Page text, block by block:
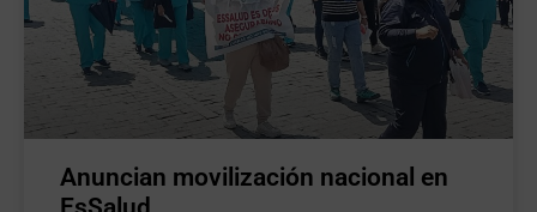
Anuncian movilización nacional en